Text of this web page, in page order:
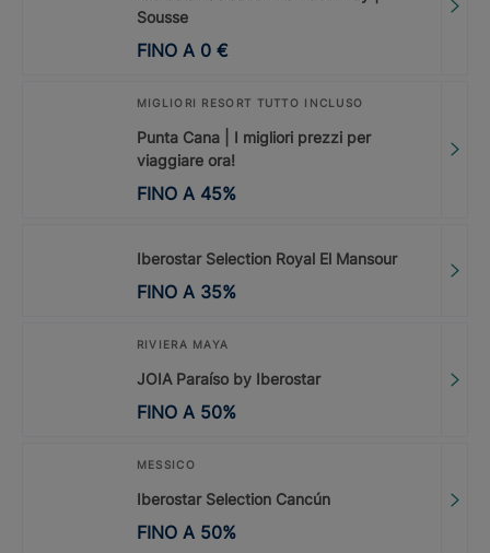
Sousse
FINO A 0 €
MIGLIORI RESORT TUTTO INCLUSO
Punta Cana | I migliori prezzi per
viaggiare ora!
FINO A 45%
Iberostar Selection Royal El Mansour
FINO A 35%
RIVIERA MAYA
JOIA Paraíso by Iberostar
FINO A 50%
MESSICO
Iberostar Selection Cancún
FINO A 50%